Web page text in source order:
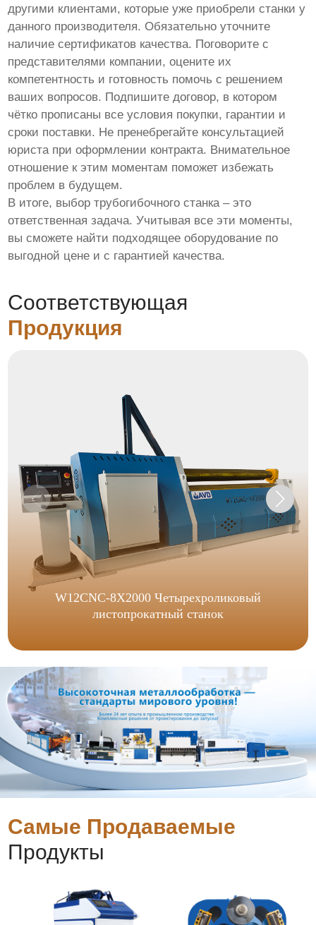
другими клиентами, которые уже приобрели станки у
данного производителя. Обязательно уточните
наличие сертификатов качества. Поговорите с
представителями компании, оцените их
компетентность и готовность помочь с решением
ваших вопросов. Подпишите договор, в котором
чётко прописаны все условия покупки, гарантии и
сроки поставки. Не пренебрегайте консультацией
юриста при оформлении контракта. Внимательное
отношение к этим моментам поможет избежать
проблем в будущем.
В итоге, выбор трубогибочного станка – это
ответственная задача. Учитывая все эти моменты,
вы сможете найти подходящее оборудование по
выгодной цене и с гарантией качества.
Соответствующая
Продукция
W12CNC-8X2000 Четырехроликовый
листопрокатный станок
Самые Продаваемые
Продукты